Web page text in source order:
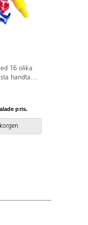
16 olika
handtag i
pris.